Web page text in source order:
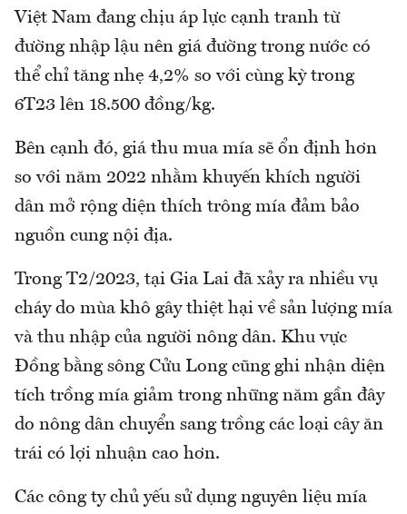
Việt Nam đang chịu áp lực cạnh tranh từ
đường nhập lậu nên giá đường trong nước có
thể chỉ tăng nhẹ 4,2% so với cùng kỳ trong
6T23 lên 18.500 đồng/kg.
Bên cạnh đó, giá thu mua mía sẽ ổn định hơn
so với năm 2022 nhằm khuyến khích người
dân mở rộng diện thích trông mía đảm bảo
nguồn cung nội địa.
Trong T2/2023, tại Gia Lai đã xảy ra nhiều vụ
cháy do mùa khô gây thiệt hại về sản lượng mía
và thu nhập của người nông dân. Khu vực
Đồng bằng sông Cửu Long cũng ghi nhận diện
tích trồng mía giảm trong những năm gần đây
do nông dân chuyển sang trồng các loại cây ăn
trái có lợi nhuận cao hơn.
Các công ty chủ yếu sử dụng nguyên liệu mía